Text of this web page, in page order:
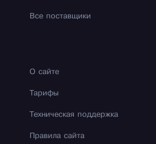
Все поставщики
О сайте
Тарифы
Техническая поддержка
Правила сайта